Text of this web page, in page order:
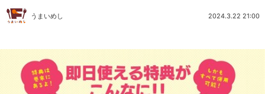
うまいめし 2024.3.22 21:00